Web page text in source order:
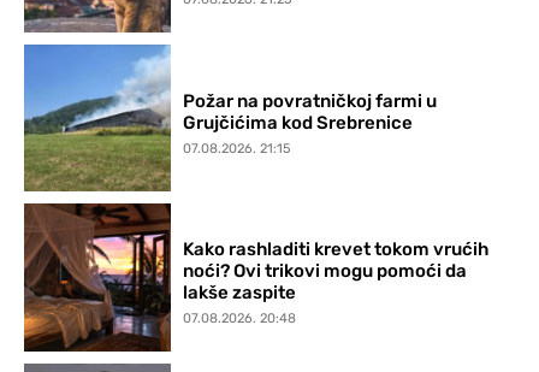
Požar na povratničkoj farmi u
Grujčićima kod Srebrenice
07.08.2026. 21:15
Kako rashladiti krevet tokom vrućih
noći? Ovi trikovi mogu pomoći da
lakše zaspite
07.08.2026. 20:48